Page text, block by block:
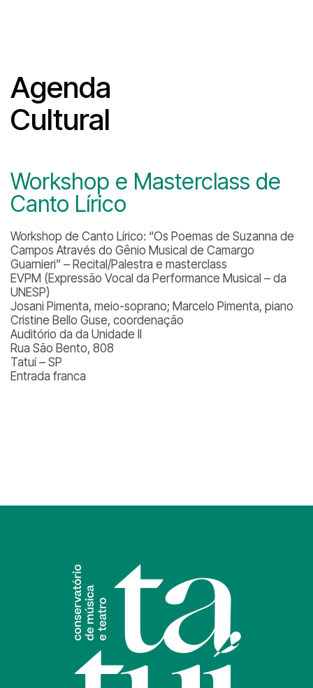
Agenda
Cultural
Workshop e Masterclass de
Canto Lírico
Workshop de Canto Lírico: “Os Poemas de Suzanna de
Campos Através do Gênio Musical de Camargo
Guarnieri” – Recital/Palestra e masterclass
EVPM (Expressão Vocal da Performance Musical – da
UNESP)
Josani Pimenta, meio-soprano; Marcelo Pimenta, piano
Cristine Bello Guse, coordenação
Auditório da da Unidade II
Rua São Bento, 808
Tatuí – SP
Entrada franca